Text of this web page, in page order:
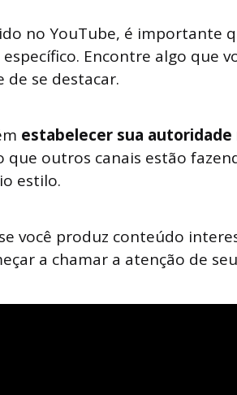
no YouTube, é importante
Encontre algo que
de se destacar.
estabelecer sua autoridade
que outros canais estão
estilo.
você produz conteúdo
a chamar a atenção de